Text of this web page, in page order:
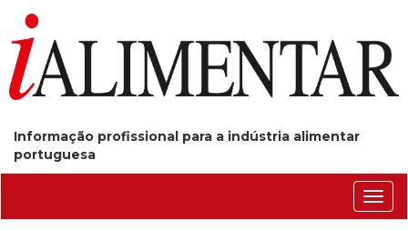
Informação profissional para a indústria alimentar
portuguesa